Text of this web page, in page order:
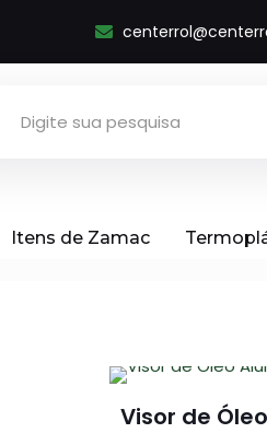
Itens de Zamac
Visor de